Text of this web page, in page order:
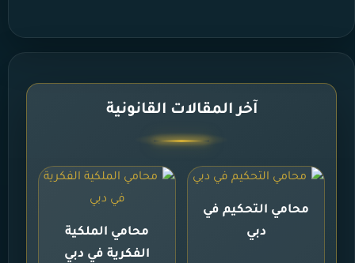
آخر المقالات القانونية
محامي التحكيم في
دبي
محامي الملكية
الفكرية في دبي